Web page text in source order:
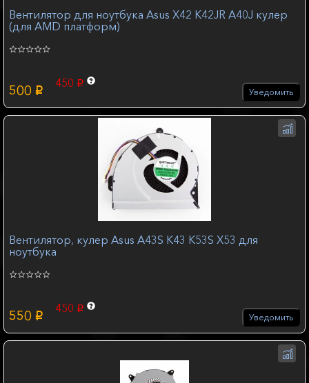
Вентилятор для ноутбука Asus X42 K42JR A40J кулер
(для AMD платформ)
500 p
450 p
Уведомить
Вентилятор, кулер Asus A43S K43 K53S X53 для
ноутбука
550 p
450 p
Уведомить